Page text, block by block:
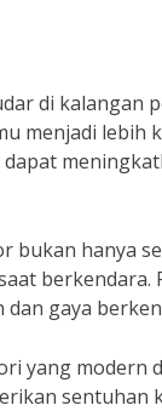
di kalangan
menjadi lebih
bukan hanya
berkendara.
gaya
yang modern
sentuhan